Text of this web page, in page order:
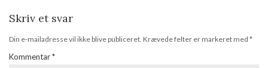
Skriv et svar
Din e-mailadresse vil ikke blive publiceret. Krævede felter er markeret med *
Kommentar*